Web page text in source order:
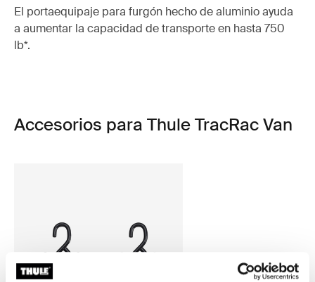
El portaequipaje para furgón hecho de aluminio ayuda
a aumentar la capacidad de transporte en hasta 750
lb*.
Accesorios para Thule TracRac Van